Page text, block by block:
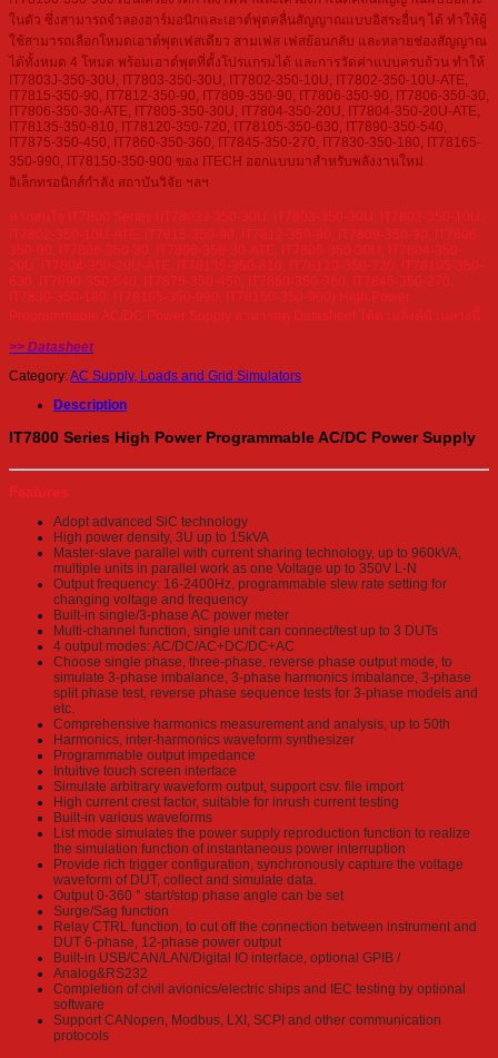
ในตัว ซึ่งสามารถจำลองฮาร์มอนิกและเอาต์พุตคลื่นสัญญาณแบบอิสระอื่นๆ ได้ ทำให้ผู้
ใช้สามารถเลือกโหมดเอาต์พุตเฟสเดียว สามเฟส เฟสย้อนกลับ และหลายช่องสัญญาณ
ได้ทั้งหมด 4 โหมด พร้อมเอาต์พุตที่ตั้งโปรแกรมได้ และการวัดค่าแบบครบถ้วน ทำให้
IT7803J-350-30U, IT7803-350-30U, IT7802-350-10U, IT7802-350-10U-ATE,
IT7815-350-90, IT7812-350-90, IT7809-350-90, IT7806-350-90, IT7806-350-30,
IT7806-350-30-ATE, IT7805-350-30U, IT7804-350-20U, IT7804-350-20U-ATE,
IT78135-350-810, IT78120-350-720, IT78105-350-630, IT7890-350-540,
IT7875-350-450, IT7860-350-360, IT7845-350-270, IT7830-350-180, IT78165-
350-990, IT78150-350-900 ของ ITECH ออกแบบมาสำหรับพลังงานใหม่
อิเล็กทรอนิกส์กำลัง สถาบันวิจัย ฯลฯ
หากสนใจ IT7800 Series (IT7803J-350-30U, IT7803-350-30U, IT7802-350-10U,
IT7802-350-10U-ATE, IT7815-350-90, IT7812-350-90, IT7809-350-90, IT7806-
350-90, IT7806-350-30, IT7806-350-30-ATE, IT7805-350-30U, IT7804-350-
20U, IT7804-350-20U-ATE, IT78135-350-810, IT78120-350-720, IT78105-350-
630, IT7890-350-540, IT7875-350-450, IT7860-350-360, IT7845-350-270,
IT7830-350-180, IT78165-350-990, IT78150-350-900) High Power
Programmable AC/DC Power Supply สามารถดู Datasheet ได้ตามลิ้งค์ด้านล่างนี้
>> Datasheet
Category:AC Supply, Loads and Grid Simulators
Description
IT7800 Series High Power Programmable AC/DC Power Supply
Features
Adopt advanced SiC technology
High power density, 3U up to 15kVA
Master-slave parallel with current sharing technology, up to 960kVA,
multiple units in parallel work as one Voltage up to 350V L-N
Output frequency: 16-2400Hz, programmable slew rate setting for
changing voltage and frequency
Built-in single/3-phase AC power meter
Multi-channel function, single unit can connect/test up to 3 DUTs
4 output modes: AC/DC/AC+DC/DC+AC
Choose single phase, three-phase, reverse phase output mode, to
simulate 3-phase imbalance, 3-phase harmonics imbalance, 3-phase
split phase test, reverse phase sequence tests for 3-phase models and
etc.
Comprehensive harmonics measurement and analysis, up to 50th
Harmonics, inter-harmonics waveform synthesizer
Programmable output impedance
Intuitive touch screen interface
Simulate arbitrary waveform output, support csv. file import
High current crest factor, suitable for inrush current testing
Built-in various waveforms
List mode simulates the power supply reproduction function to realize
the simulation function of instantaneous power interruption
Provide rich trigger configuration, synchronously capture the voltage
waveform of DUT, collect and simulate data.
Output 0-360 ° start/stop phase angle can be set
Surge/Sag function
Relay CTRL function, to cut off the connection between instrument and
DUT 6-phase, 12-phase power output
Built-in USB/CAN/LAN/Digital IO interface, optional GPIB /
Analog&RS232
Completion of civil avionics/electric ships and IEC testing by optional
software
Support CANopen, Modbus, LXI, SCPI and other communication
protocols